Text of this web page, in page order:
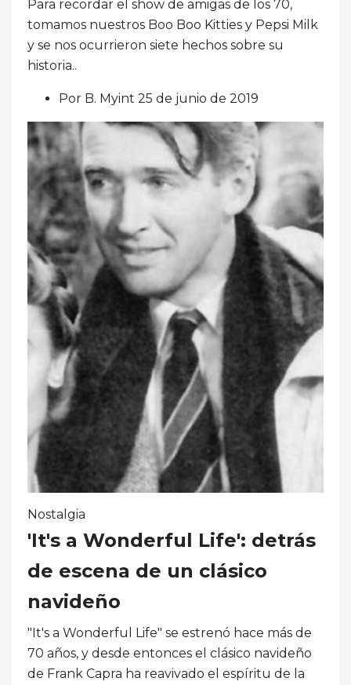
Para recordar el show de amigas de los 70,
tomamos nuestros Boo Boo Kitties y Pepsi Milk
y se nos ocurrieron siete hechos sobre su
historia..
Por B. Myint 25 de junio de 2019
Nostalgia
'It's a Wonderful Life': detrás
de escena de un clásico
navideño
"It's a Wonderful Life" se estrenó hace más de
70 años, y desde entonces el clásico navideño
de Frank Capra ha reavivado el espíritu de la